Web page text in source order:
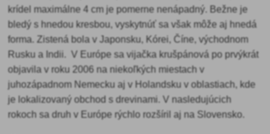
krídel maximálne 4 cm je pomerne nenápadný. Bežne je
bledý s hnedou kresbou, vyskytnúť sa však môže aj hnedá
forma. Zistená bola v Japonsku, Kórei, Číne, východnom
Rusku a Indii. V Európe sa vijačka krušpánová po prvýkrát
objavila v roku 2006 na niekoľkých miestach v
juhozápadnom Nemecku aj v Holandsku v oblastiach, kde
je lokalizovaný obchod s drevinami. V nasledujúcich
rokoch sa druh v Európe rýchlo rozšíril aj na Slovensko.